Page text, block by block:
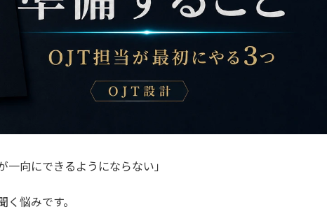
一向にできるようにならない」
悩みです。